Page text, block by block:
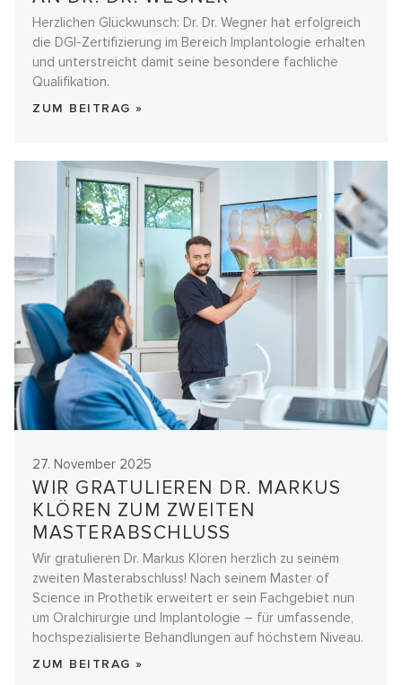
Herzlichen Glückwunsch: Dr. Dr. Wegner hat erfolgreich
die DGI-Zertifizierung im Bereich Implantologie erhalten
und unterstreicht damit seine besondere fachliche
Qualifikation.
ZUM BEITRAG »
27. November 2025
WIR GRATULIEREN DR. MARKUS
KLÖREN ZUM ZWEITEN
MASTERABSCHLUSS
Wir gratulieren Dr. Markus Klören herzlich zu seinem
zweiten Masterabschluss! Nach seinem Master of
Science in Prothetik erweitert er sein Fachgebiet nun
um Oralchirurgie und Implantologie – für umfassende,
hochspezialisierte Behandlungen auf höchstem Niveau.
ZUM BEITRAG »